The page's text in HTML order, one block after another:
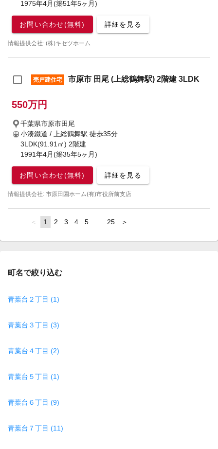
1975年4月(築51年5ヶ月)
お問い合わせ(無料) 詳細を見る
情報提供会社: (株)キセツホーム
売戸建住宅 市原市 田尾 (上総鶴舞駅) 2階建 3LDK
550万円
千葉県市原市田尾
小湊鐵道 / 上総鶴舞駅 徒歩35分
3LDK(91.91㎡) 2階建
1991年4月(築35年5ヶ月)
お問い合わせ(無料) 詳細を見る
情報提供会社: 市原田園ホーム(有)市役所前支店
page
You're
page
1 page
2 page
3 page
4 page
5 pagepage
25 page
町名で絞り込む
青葉台２丁目 (1)
青葉台３丁目 (3)
青葉台４丁目 (2)
青葉台５丁目 (1)
青葉台６丁目 (9)
青葉台７丁目 (11)